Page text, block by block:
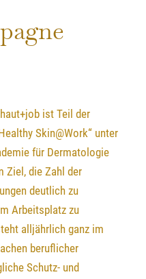
ist Teil der
Skin@Work“ unter
für Dermatologie
Ziel, die Zahl der
deutlich zu
Arbeitsplatz zu
alljährlich ganz im
beruflicher
Schutz- und